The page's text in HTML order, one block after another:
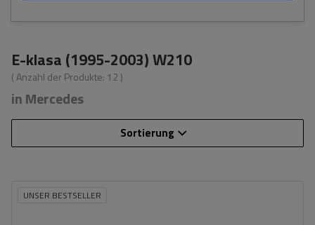
E-klasa (1995-2003) W210
( Anzahl der Produkte: 12 )
in Mercedes
Sortierung
UNSER BESTSELLER